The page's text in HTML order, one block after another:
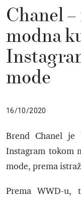
Chanel
modna
mode
16/10/2020
Brend Chanel
Instagram tokom
mode, prema
Prema WWD-u,